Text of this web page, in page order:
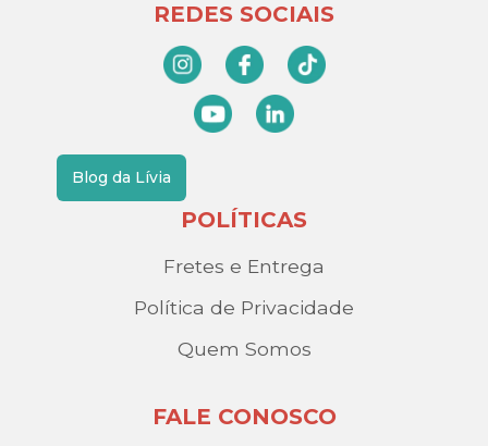
REDES SOCIAIS
Blog da Lívia
POLÍTICAS
Fretes e Entrega
Política de Privacidade
Quem Somos
FALE CONOSCO